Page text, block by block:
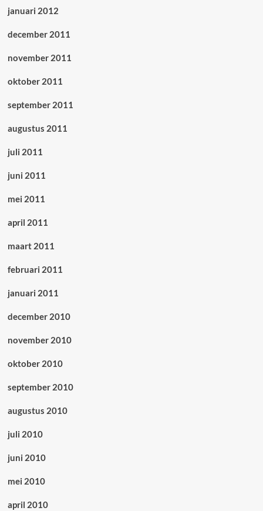
januari 2012
december 2011
november 2011
oktober 2011
september 2011
augustus 2011
juli 2011
juni 2011
mei 2011
april 2011
maart 2011
februari 2011
januari 2011
december 2010
november 2010
oktober 2010
september 2010
augustus 2010
juli 2010
juni 2010
mei 2010
april 2010